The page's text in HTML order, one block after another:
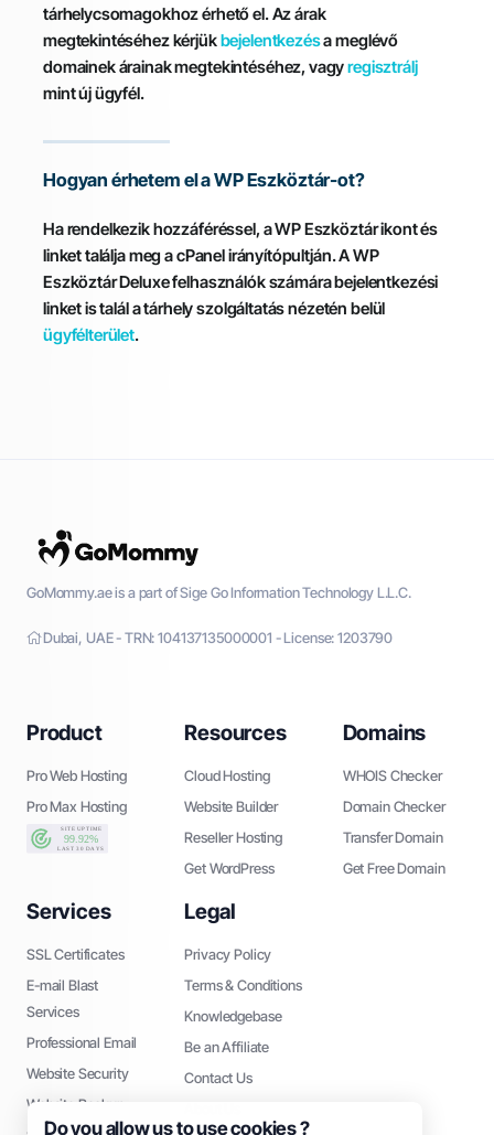
tárhelycsomagokhoz érhető el. Az árak
megtekintéséhez kérjükbejelentkezésa meglévő
domainek árainak megtekintéséhez, vagyregisztrálj
mint új ügyfél.
Hogyan érhetem el a WP Eszköztár-ot?
Ha rendelkezik hozzáféréssel, a WP Eszköztár ikont és
linket találja meg a cPanel irányítópultján. A WP
Eszköztár Deluxe felhasználók számára bejelentkezési
linket is talál a tárhely szolgáltatás nézetén belül
ügyfélterület.
GoMommy.ae is a part of Sige Go Information Technology L.L.C.
Dubai, UAE - TRN: 104137135000001 - License: 1203790
Product
Pro Web Hosting
Pro Max Hosting
Resources
Cloud Hosting
Website Builder
Reseller Hosting
Get WordPress
Domains
WHOIS Checker
Domain Checker
Transfer Domain
Get Free Domain
Services
SSL Certificates
E-mail Blast
Services
Professional Email
Website Security
Website Backup
Legal
Privacy Policy
Terms & Conditions
Knowledgebase
Be an Affiliate
Contact Us
Do you allow us to use cookies ?